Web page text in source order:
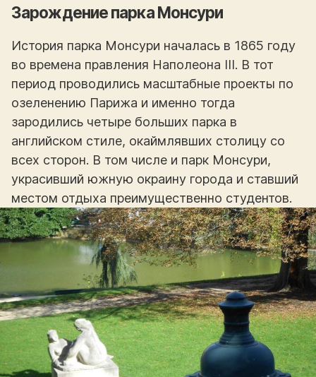
Зарождение парка Монсури
История парка Монсури началась в 1865 году
во времена правления Наполеона III. В тот
период проводились масштабные проекты по
озеленению Парижа и именно тогда
зародились четыре больших парка в
английском стиле, окаймлявших столицу со
всех сторон. В том числе и парк Монсури,
украсивший южную окраину города и ставший
местом отдыха преимущественно студентов.